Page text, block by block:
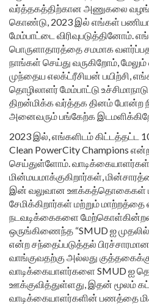
வர்த்தகத்திற்கான அணுகலை
கொண்டு, 2023 இல் எங்கள்
மேம்பாட்டை விரிவுபடுத்தினோம்.
பொருளாதாரத்தை சமமாக
நாங்கள் செய்து வருகிறோம், மேலும்
முந்தைய எலக்ட்ரீசியன் பயிற்சி,
தொழிலாளர் மேம்பாட்டு
திறன்மிக்க வர்த்தக தினம் போன்ற
அனைவரும் பங்கேற்க
2023 இல், எங்களிடம் கிட்டத்தட்ட
Clean PowerCity Champions என்ற
செய்துள்ளோம்.
மின்மயமாக்குகிறார்கள்,
இன் வலுவான ஊக்கத்தொகைகள்
சேமிக்கிறார்கள் மற்றும் மாற்றத்தை
நடவடிக்கைகளை
ஒருங்கிணைந்த “SMUD ஐ
என்ற சந்தைப்படுத்தல்
வாங்குவதற்கு அல்லது
வாடிக்கையாளர்களை SMUD ஐ
ஊக்குவித்துள்ளது, இதன் மூலம்
வாடிக்கையாளர்களின் பணத்தை